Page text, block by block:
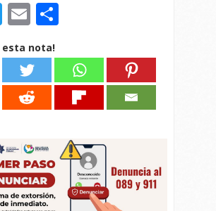
Twitter
Email
esta nota!